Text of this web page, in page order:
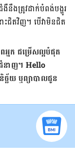
ងឺ​​នឹង​ត្រូវ​ដាក់​បំពង់​បង្ហូរ​
ះ​ជិត​វិញ។ បើ​វា​មិន​ជិត​
ក ជម្រើស​ល្អ​បំផុត
នាញ។ Hello
ច្ឆ័យ ឬ​ព្យាបាល​ជូន​